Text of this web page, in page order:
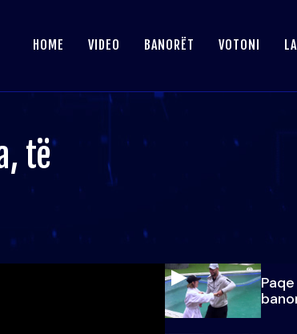
HOME VIDEO BANORËT VOTONI
të